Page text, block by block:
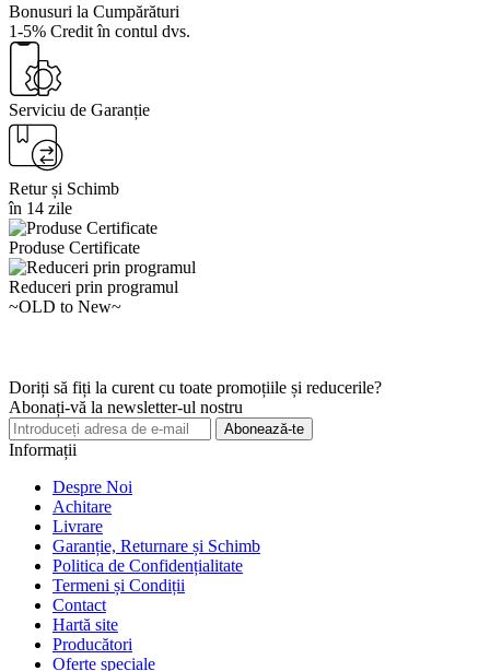
Bonusuri la Cumpărături
1-5% Credit în contul dvs.
Serviciu de Garanție
Retur și Schimb
în 14 zile
Produse Certificate
Reduceri prin programul
~OLD to New~
Doriți să fiți la curent cu toate promoțiile și reducerile?
Abonați-vă la newsletter-ul nostru
Abonează-te
Informații
Despre Noi
Achitare
Livrare
Garanție, Returnare și Schimb
Politica de Confidențialitate
Termeni și Condiții
Contact
Hartă site
Producători
Oferte speciale